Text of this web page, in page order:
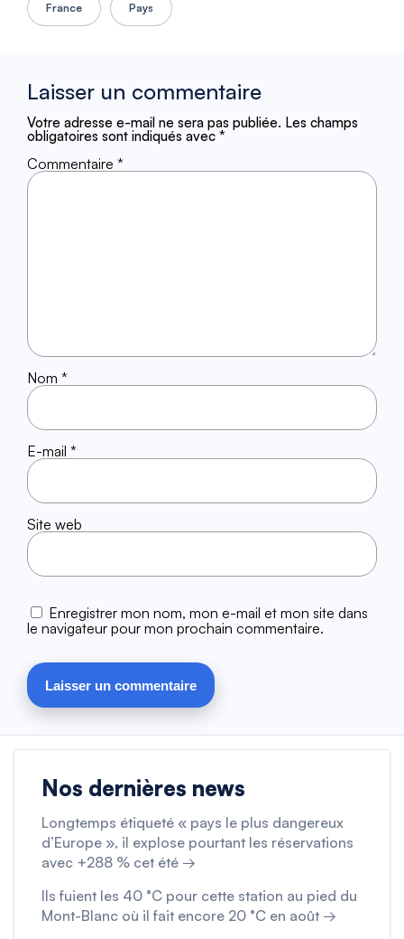
France Pays
Laisser un commentaire
Votre adresse e-mail ne sera pas publiée. Les champs
obligatoires sont indiqués avec *
Commentaire *
Nom *
E-mail *
Site web
Enregistrer mon nom, mon e-mail et mon site dans
le navigateur pour mon prochain commentaire.
Nos dernières news
Longtemps étiqueté « pays le plus dangereux
d’Europe », il explose pourtant les réservations
avec +288 % cet été →
Ils fuient les 40 °C pour cette station au pied du
Mont-Blanc où il fait encore 20 °C en août →